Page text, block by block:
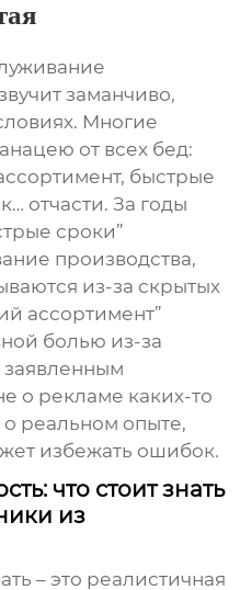
заманчиво,
Многие
от всех бед:
быстрые
отчасти. За годы
сроки”
производства,
из-за скрытых
ассортимент”
болью из-за
заявленным
о рекламе каких-то
реальном опыте,
избежать ошибок.
что стоит знать
из
– это реалистичная